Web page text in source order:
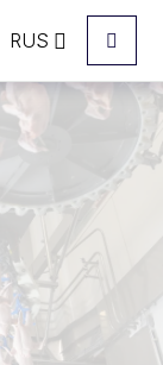
RUS Menu